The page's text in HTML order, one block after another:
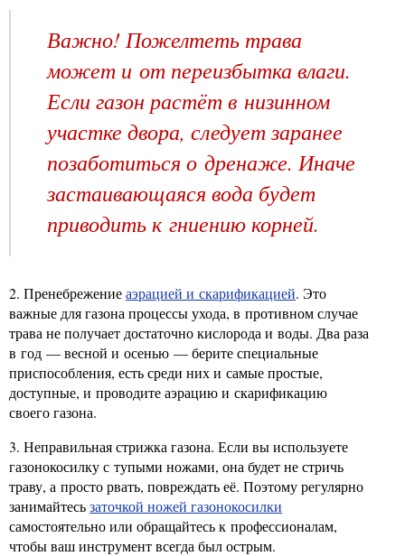
Важно! Пожелтеть трава
может и от переизбытка влаги.
Если газон растёт в низинном
участке двора, следует заранее
позаботиться о дренаже. Иначе
застаивающаяся вода будет
приводить к гниению корней.
2. Пренебрежениеаэрацией и скарификацией. Это
важные для газона процессы ухода, в противном случае
трава не получает достаточно кислорода и воды. Два раза
в год — весной и осенью — берите специальные
приспособления, есть среди них и самые простые,
доступные, и проводите аэрацию и скарификацию
своего газона.
3. Неправильная стрижка газона. Если вы используете
газонокосилку с тупыми ножами, она будет не стричь
траву, а просто рвать, повреждать её. Поэтому регулярно
занимайтесьзаточкой ножей газонокосилки
самостоятельно или обращайтесь к профессионалам,
чтобы ваш инструмент всегда был острым.